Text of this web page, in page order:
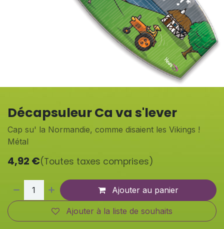
Décapsuleur Ca va s'lever
Cap su' la Normandie, comme disaient les Vikings !
Métal
4,92 €(Toutes taxes comprises)
Ajouter au panier
Ajouter à la liste de souhaits